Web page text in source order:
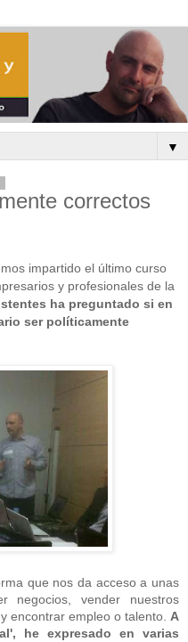
▼
correctos
impartido el último curso
y profesionales de la
ha preguntado si en
ser políticamente
que nos da acceso a unas
negocios, vender nuestros
encontrar empleo o talento. A
he expresado en varias